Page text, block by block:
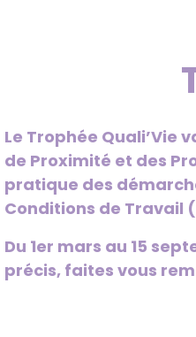
Le Trophée Quali’Vie
de Proximité et des
pratique des
Conditions de Travail
Du 1er mars au 15
précis, faites vous